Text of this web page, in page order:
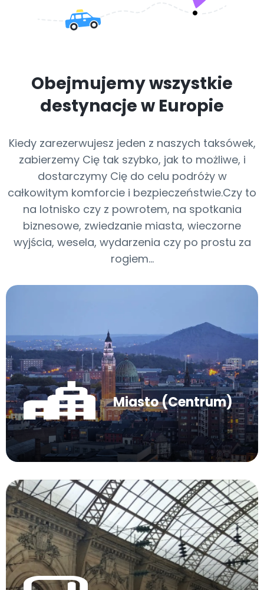
Obejmujemy wszystkie
destynacje w Europie
Kiedy zarezerwujesz jeden z naszych taksówek,
zabierzemy Cię tak szybko, jak to możliwe, i
dostarczymy Cię do celu podróży w
całkowitym komforcie i bezpieczeństwie.Czy to
na lotnisko czy z powrotem, na spotkania
biznesowe, zwiedzanie miasta, wieczorne
wyjścia, wesela, wydarzenia czy po prostu za
rogiem...
Miasto (Centrum)